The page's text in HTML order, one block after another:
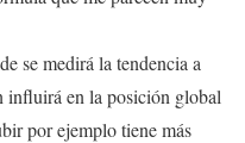
se medirá la tendencia a
influirá en la posición global
por ejemplo tiene más